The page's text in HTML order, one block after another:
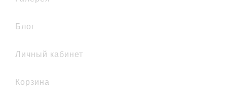
Блог
Личный кабинет
Корзина